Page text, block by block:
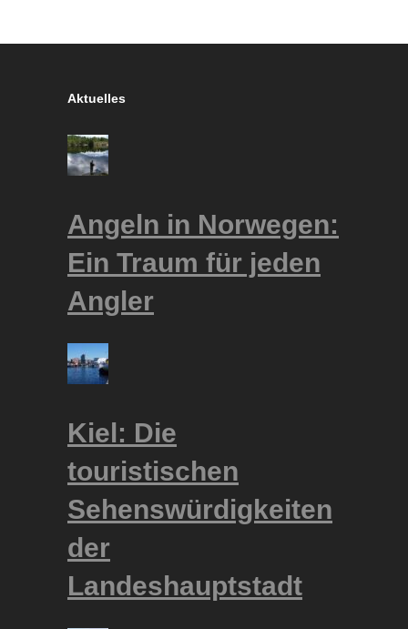
Aktuelles
Angeln in Norwegen:
Ein Traum für jeden
Angler
Kiel: Die
touristischen
Sehenswürdigkeiten
der
Landeshauptstadt